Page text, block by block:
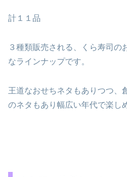
計１１品
３種類販売される、くら寿司の
なラインナップです。
王道なおせちネタもありつつ、
のネタもあり幅広い年代で楽し